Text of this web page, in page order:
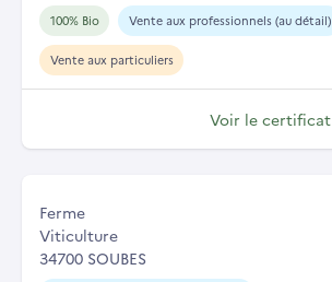
100% Bio Vente aux professionnels (au détail)
Vente aux particuliers
Voir le certificat
Ferme
Viticulture
34700 SOUBES